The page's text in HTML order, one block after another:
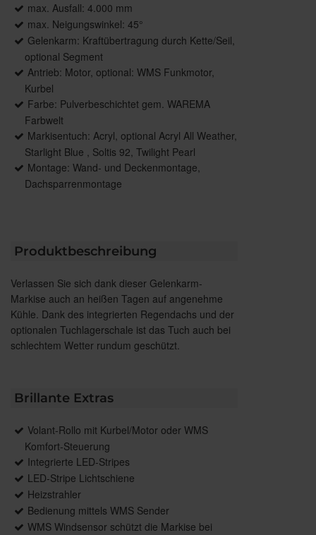
max. Ausfall: 4.000 mm
max. Neigungswinkel: 45°
Gelenkarm: Kraftübertragung durch Kette/Seil,
optional Segment
Antrieb: Motor, optional: WMS Funkmotor,
Kurbel
Farbe: Pulverbeschichtet gem. WAREMA
Farbwelt
Markisentuch: Acryl, optional Acryl All Weather,
Starlight Blue , Soltis 92, Twilight Pearl
Montage: Wand- und Deckenmontage,
Dachsparrenmontage
Produktbeschreibung
Verlassen Sie sich dank dieser Gelenkarm-
Markise auch an heißen Tagen auf angenehme
Kühle. Dank des integrierten Regendachs und der
optionalen Tuchlagerschale ist das Tuch auch bei
schlechtem Wetter rundum geschützt.
Brillante Extras
Volant-Rollo mit Kurbel/Motor oder WMS
Komfort-Steuerung
Integrierte LED-Stripes
LED-Stripe Lichtschiene
Heizstrahler
Bedienung mittels WMS Sender
WMS Windsensor schützt die Markise bei